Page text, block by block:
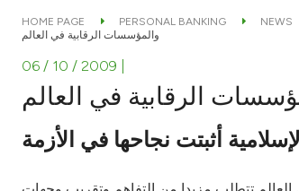
HOME PAGE PERSONAL BANKING NEWS
والمؤسسات الرقابية في العالم
06 / 10 / 2009
الرقابية في العالم
أثبتت نجاحها في الأزمة